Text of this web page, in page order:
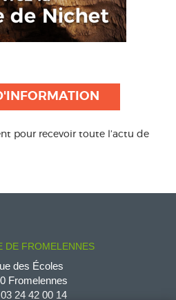
pour recevoir toute l’actu de
DE FROMELENNES
des Écoles
Fromelennes
03 24 42 00 14